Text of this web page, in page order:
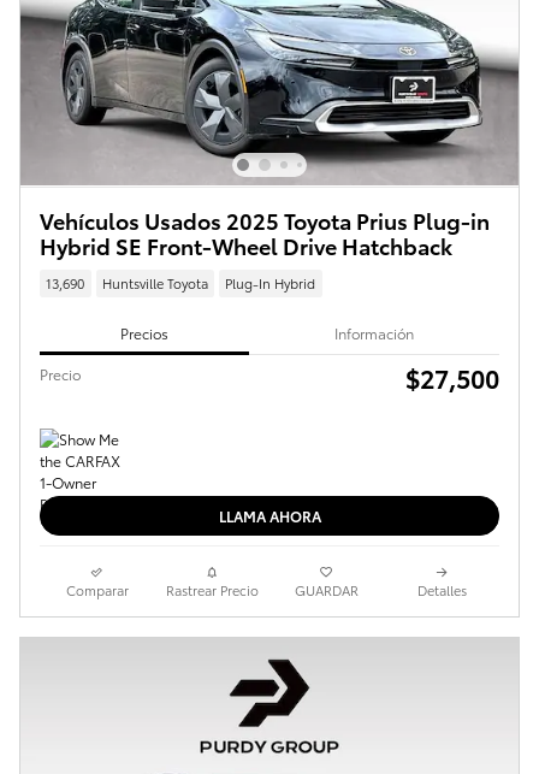
Vehículos Usados 2025 Toyota Prius Plug-in
Hybrid SE Front-Wheel Drive Hatchback
13,690 Huntsville Toyota Plug-In Hybrid
Precios Información
Precio $27,500
LLAMA AHORA
Comparar Rastrear Precio GUARDAR Detalles